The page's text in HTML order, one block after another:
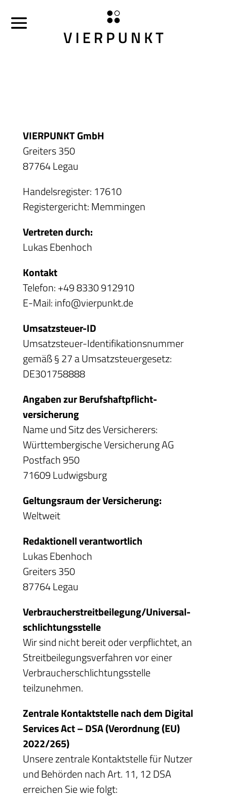
VIERPUNKT GmbH
Greiters 350
87764 Legau
Handelsregister: 17610
Registergericht: Memmingen
Vertreten durch:
Lukas Ebenhoch
Kontakt
Telefon: +49 8330 912910
E-Mail: info@vierpunkt.de
Umsatzsteuer-ID
Umsatzsteuer-Identifikationsnummer
gemäß § 27 a Umsatzsteuergesetz:
DE301758888
Angaben zur Berufs­haftpflicht­
versicherung
Name und Sitz des Versicherers:
Württembergische Versicherung AG
Postfach 950
71609 Ludwigsburg
Geltungsraum der Versicherung:
Weltweit
Redaktionell verantwortlich
Lukas Ebenhoch
Greiters 350
87764 Legau
Verbraucher­streit­beilegung/Universal­
schlichtungs­stelle
Wir sind nicht bereit oder verpflichtet, an
Streitbeilegungsverfahren vor einer
Verbraucherschlichtungsstelle
teilzunehmen.
Zentrale Kontaktstelle nach dem Digital
Services Act – DSA (Verordnung (EU)
2022/265)
Unsere zentrale Kontaktstelle für Nutzer
und Behörden nach Art. 11, 12 DSA
erreichen Sie wie folgt: